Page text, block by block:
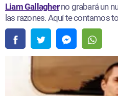
Liam Gallagherno grabará un
las razones. Aquí te contamos